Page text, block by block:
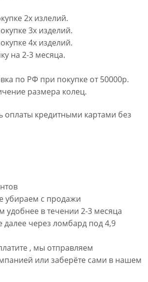
2х излелий.
3х изделий.
4х изделий.
на 2-3 месяца.
по РФ при покупке от 50000р.
размера колец.
оплаты кредитными картами без
убираем с продажи
удобнее в течении 2-3 месяца
далее через ломбард под 4,9
, мы отправляем
или заберёте сами в нашем